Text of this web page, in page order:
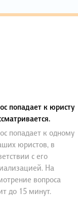
попадает к юристу
попадает к одному
юристов, в
с его
На
вопроса
до 15 минут.